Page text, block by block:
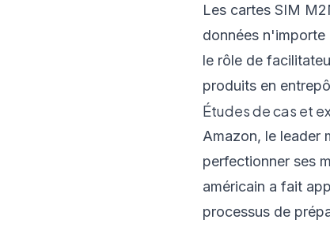
Les cartes SIM
données
le rôle de
produits en
Études de cas et
Amazon, le leader
perfectionner ses
américain a fait
processus de